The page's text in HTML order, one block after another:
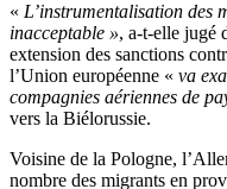
« L’instrumentalisation des
inacceptable », a-t-elle jugé
extension des sanctions
l’Union européenne « va
compagnies aériennes de
vers la Biélorussie.
Voisine de la Pologne,
nombre des migrants en